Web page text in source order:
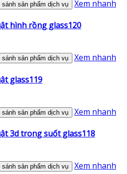
sánh sản phẩm dịch vụ Xem nhanh
hình rồng glass120
sánh sản phẩm dịch vụ Xem nhanh
glass119
sánh sản phẩm dịch vụ Xem nhanh
3d trong suốt glass118
sánh sản phẩm dịch vụ Xem nhanh